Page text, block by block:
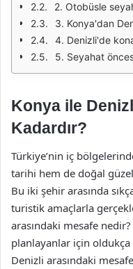
2. Otobüsle
3. Konya'dan
4. Denizli'de
5. Seyahat
Konya ile
Kadardır?
Türkiye’nin iç
tarihi hem de doğal
Bu iki şehir arasında
turistik amaçlarla
arasındaki mesafe
planlayanlar için
Denizli arasındaki